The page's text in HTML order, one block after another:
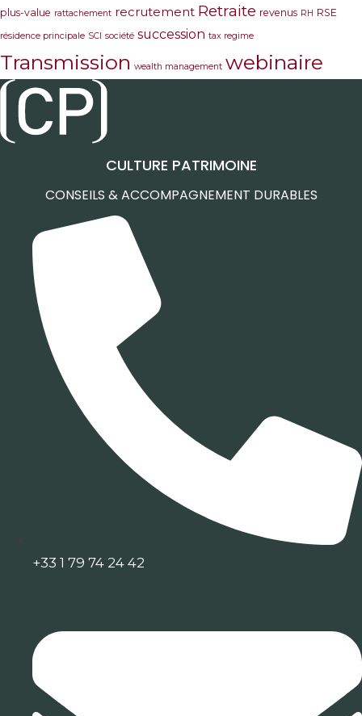
plus-value rattachement recrutement Retraite revenus RH RSE
résidence principale SCI société succession tax regime
Transmission wealth management webinaire
CULTURE PATRIMOINE
CONSEILS & ACCOMPAGNEMENT DURABLES
+33 1 79 74 24 42